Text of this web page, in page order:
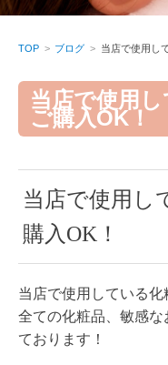
TOP ブログ 当店で使用し
当店で使用
ご購入OK！
当店で使用し
購入OK！
当店で使用している
全ての化粧品、敏感
ております！